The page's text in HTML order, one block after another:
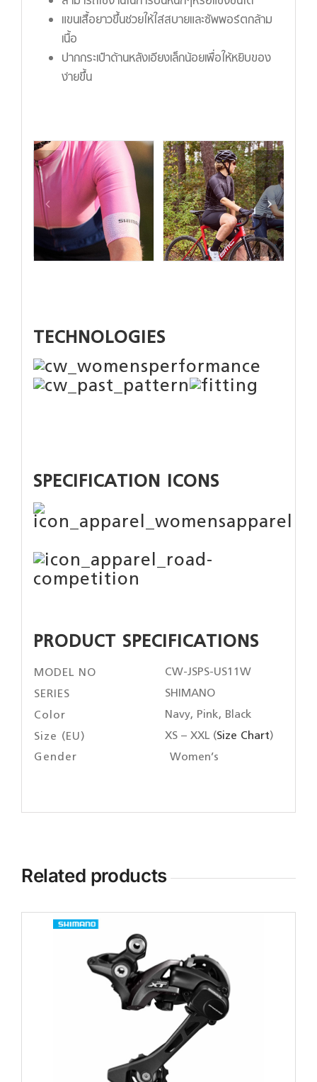
แขนเสื้อยาวขึ้นช่วยให้ใส่สบายและซัพพอร์ตกล้าม
เนื้อ
ปากกระเป๋าด้านหลังเอียงเล็กน้อยเพื่อให้หยิบของ
ง่ายขึ้น
TECHNOLOGIES
SPECIFICATION ICONS
PRODUCT SPECIFICATIONS
MODEL NO
CW-JSPS-US11W
SERIES
SHIMANO
Color
Navy, Pink, Black
Size (EU)
XS – XXL (Size Chart)
Gender
Women’s
Related products